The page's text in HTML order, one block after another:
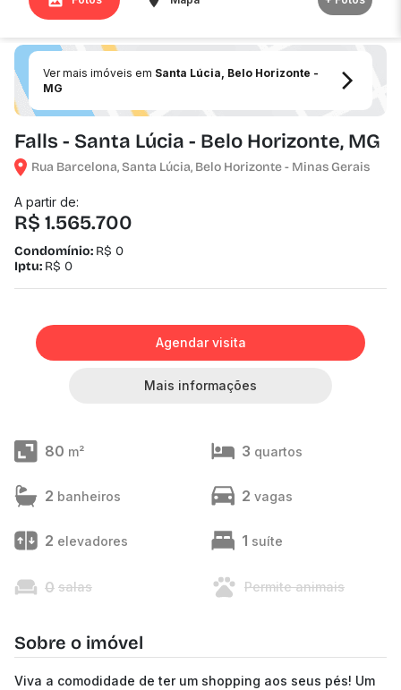
Ver mais imóveis em Santa Lúcia, Belo Horizonte -
MG
Falls - Santa Lúcia - Belo Horizonte, MG
Rua Barcelona, Santa Lúcia, Belo Horizonte - Minas Gerais
A partir de:
R$ 1.565.700
Condomínio: R$ 0
Iptu: R$ 0
Agendar visita
Mais informações
80 m² 3 quartos
2 banheiros 2 vagas
2 elevadores 1 suíte
0 salas Permite animais
Sobre o imóvel
Viva a comodidade de ter um shopping aos seus pés! Um